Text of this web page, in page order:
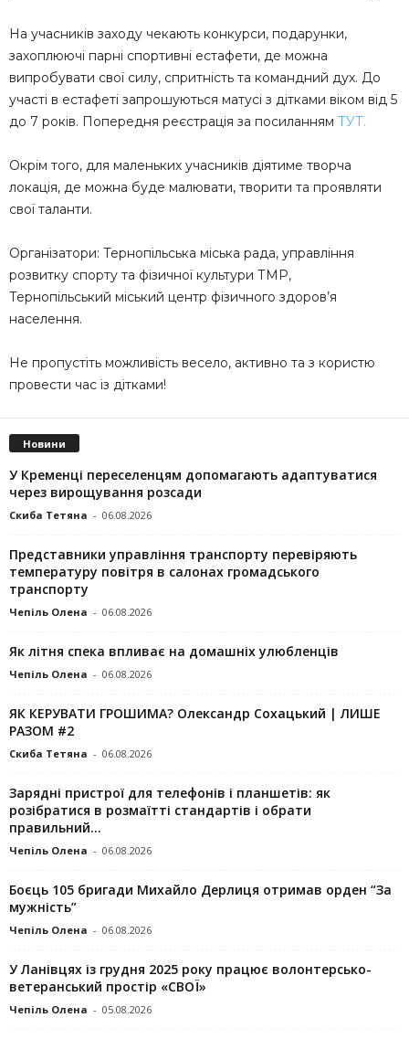
На учасників заходу чекають конкурси, подарунки,
захоплюючі парні спортивні естафети, де можна
випробувати свої силу, спритність та командний дух. До
участі в естафеті запрошуються матусі з дітками віком від 5
до 7 років. Попередня реєстрація за посиланням ТУТ.
Окрім того, для маленьких учасників діятиме творча
локація, де можна буде малювати, творити та проявляти
свої таланти.
Організатори: Тернопільська міська рада, управління
розвитку спорту та фізичної культури ТМР,
Тернопільський міський центр фізичного здоров’я
населення.
Не пропустіть можливість весело, активно та з користю
провести час із дітками!
Новини
У Кременці переселенцям допомагають адаптуватися
через вирощування розсади
Скиба Тетяна - 06.08.2026
Представники управління транспорту перевіряють
температуру повітря в салонах громадського
транспорту
Чепіль Олена - 06.08.2026
Як літня спека впливає на домашніх улюбленців
Чепіль Олена - 06.08.2026
ЯК КЕРУВАТИ ГРОШИМА? Олександр Сохацький | ЛИШЕ
РАЗОМ #2
Скиба Тетяна - 06.08.2026
Зарядні пристрої для телефонів і планшетів: як
розібратися в розмаїтті стандартів і обрати
правильний...
Чепіль Олена - 06.08.2026
Боєць 105 бригади Михайло Дерлиця отримав орден “За
мужність”
Чепіль Олена - 06.08.2026
У Ланівцях із грудня 2025 року працює волонтерсько-
ветеранський простір «СВОЇ»
Чепіль Олена - 05.08.2026